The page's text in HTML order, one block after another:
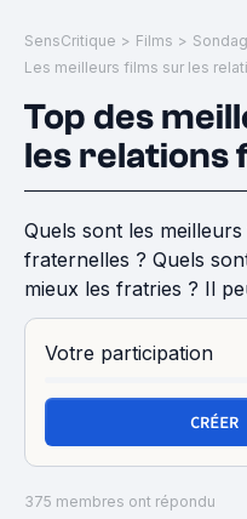
SensCritique > Films >
Top des
les relations
Quels sont les
fraternelles ? Quels
mieux les fratries ? Il
frères, entre sœurs ou
où la solidarité
relation.
Votre participation
375 membres ont répondu